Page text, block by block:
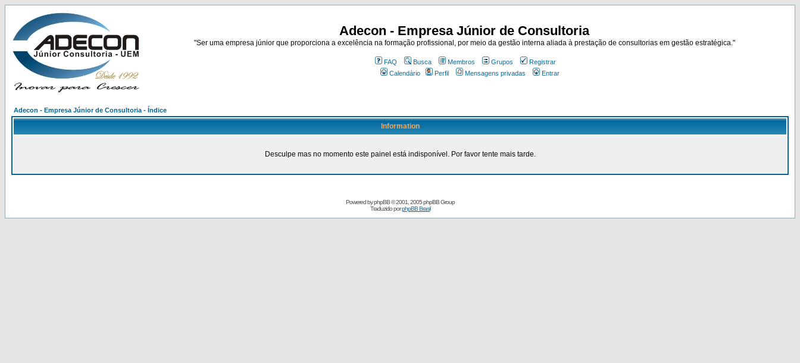
Adecon - Empresa Júnior de Consultoria
"Ser uma empresa júnior que proporciona a excelência na formação profissional, por meio da gestão interna aliada à prestação de consultorias em gestão estratégica."
FAQ Busca Membros Grupos
Registrar
Calendário
Perfil Mensagens privadas Entrar
Adecon - Empresa Júnior de Consultoria - Índice
Information
Desculpe mas no momento este painel está indisponível. Por favor tente mais tarde.
Powered byphpBB© 2001, 2005 phpBB Group
Traduzido porphpBB Brasil